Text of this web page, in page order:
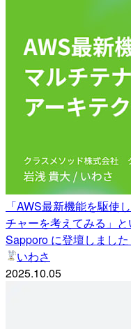
「AWS最新機能を駆使
チャーを考えてみる」
Sapporo に登壇しまし
いわさ
2025.10.05